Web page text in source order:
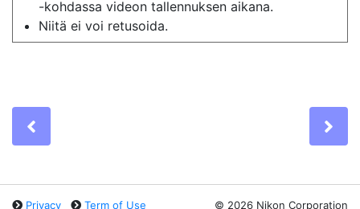
-kohdassa videon tallennuksen aikana.
Niitä ei voi retusoida.
Privacy Term of Use © 2026 Nikon Corporation